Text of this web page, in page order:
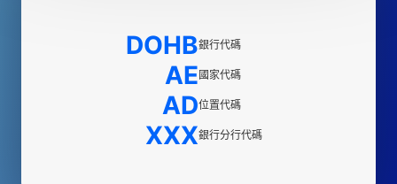
DOHB銀行代碼
AE國家代碼
AD位置代碼
XXX銀行分行代碼